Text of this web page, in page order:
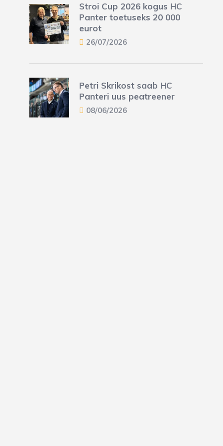
Stroi Cup 2026 kogus HC
Panter toetuseks 20 000
eurot
26/07/2026
Petri Skrikost saab HC
Panteri uus peatreener
08/06/2026